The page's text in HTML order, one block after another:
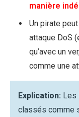
manière
Un pirate
attaque DoS
qu’avec un
comme une
Explication: Les
classés comme